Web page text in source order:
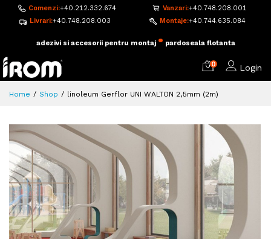
Comenzi:+40.212.332.674 Vanzari:+40.748.208.001
Livrari:+40.748.208.003 Montaje:+40.744.635.084
adezivi si accesorii pentru montaj • pardoseala flotanta
0 Login
Home Shop linoleum Gerflor UNI WALTON 2,5mm (2m)